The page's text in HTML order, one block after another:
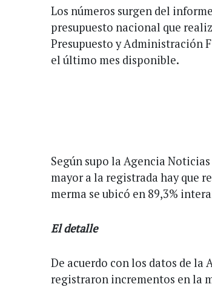
Los números surgen del
presupuesto nacional que
Presupuesto y Administración
el último mes disponible.
Según supo la Agencia
mayor a la registrada hay que
merma se ubicó en 89,3%
El detalle
De acuerdo con los datos de la
registraron incrementos en la